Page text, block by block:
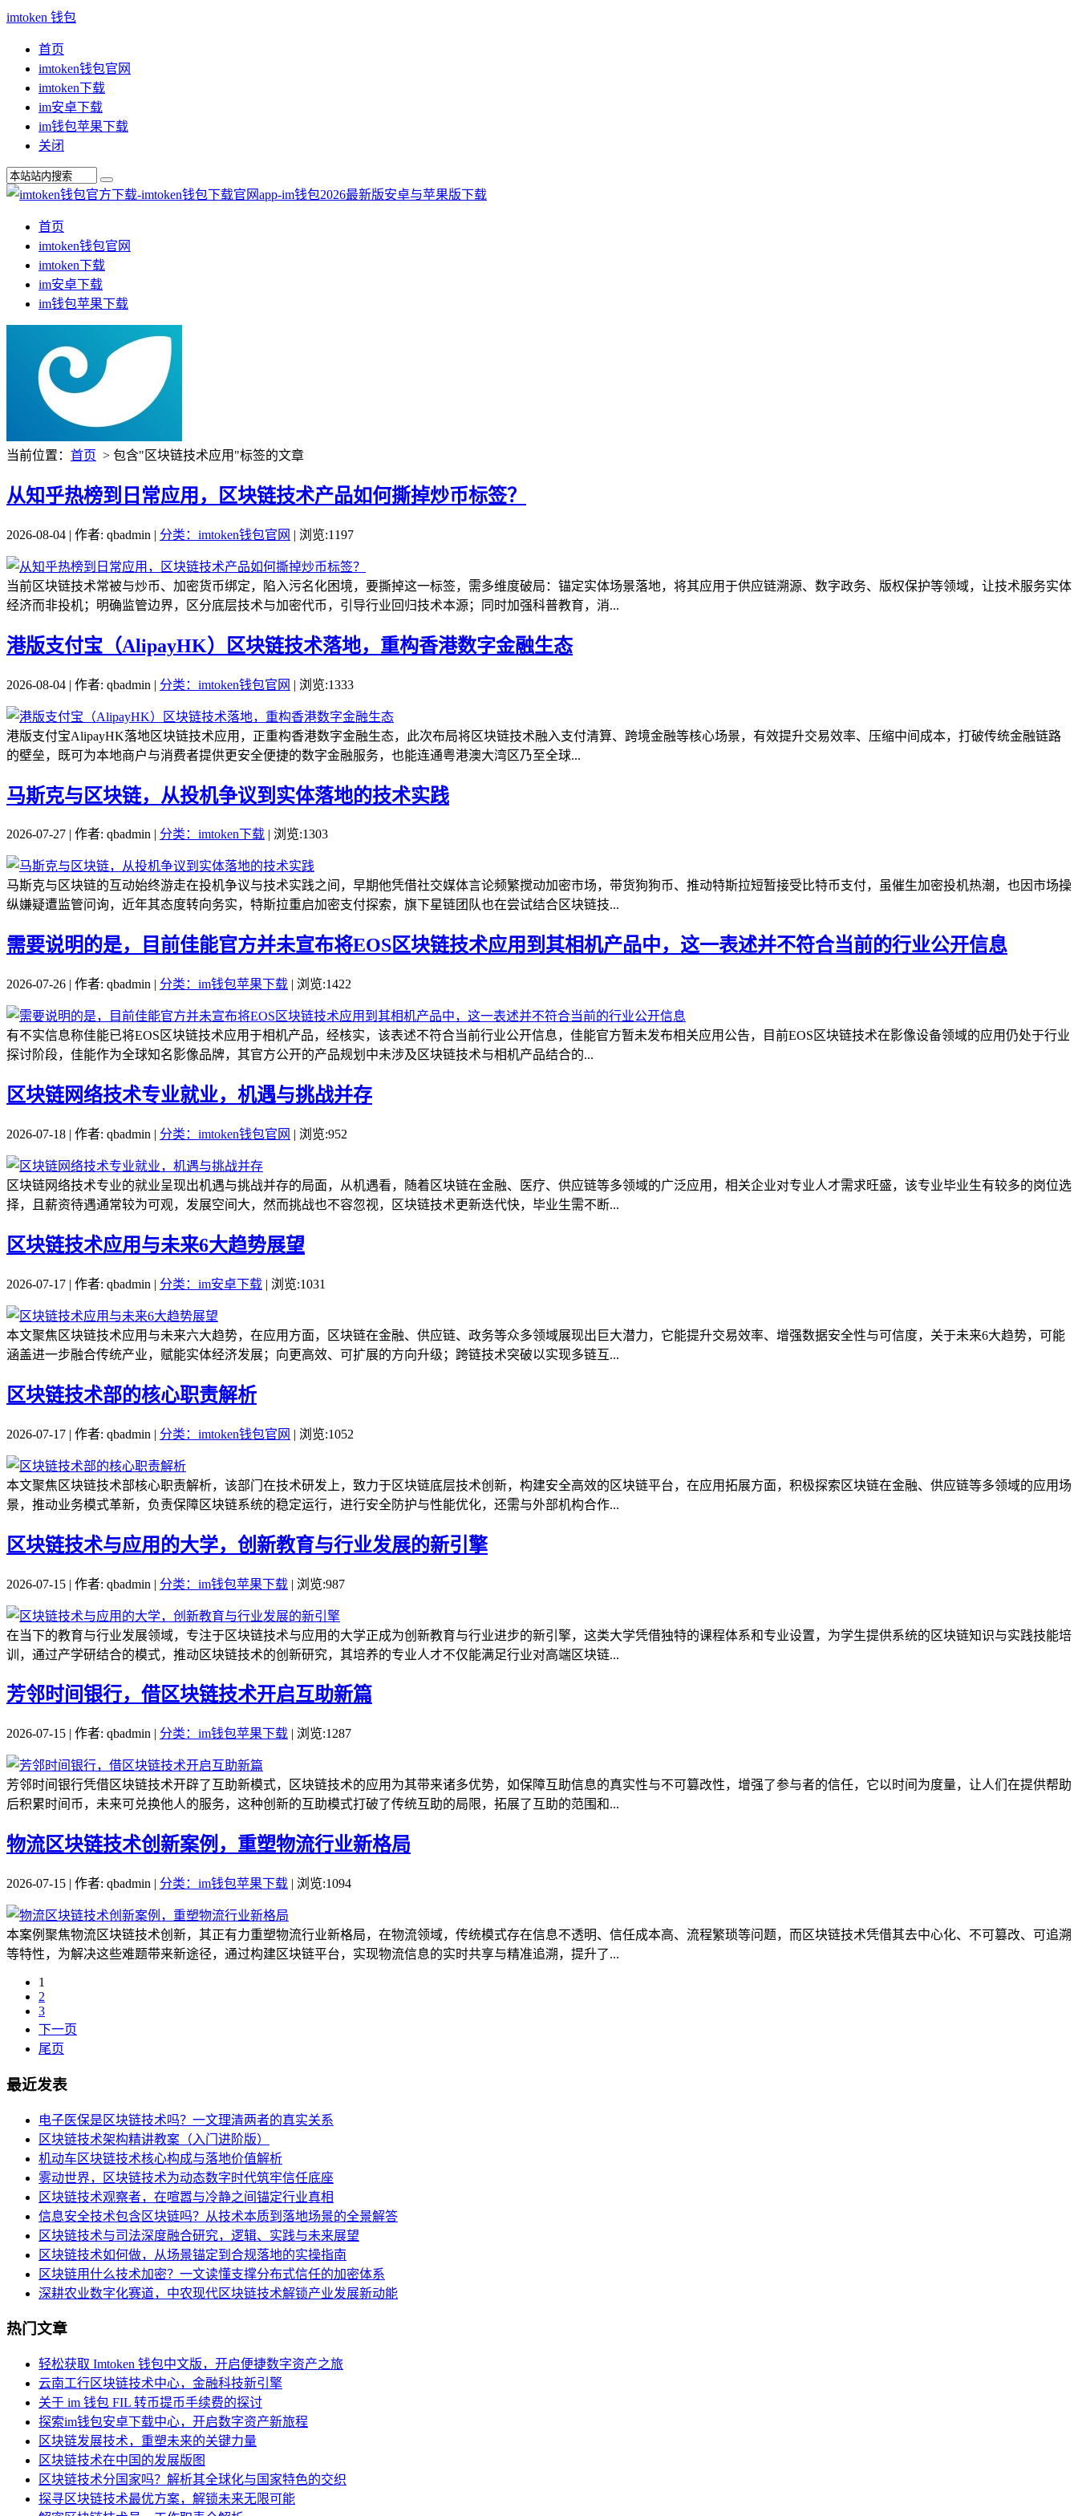
imtoken 钱包
首页
imtoken钱包官网
imtoken下载
im安卓下载
im钱包苹果下载
关闭
首页
imtoken钱包官网
imtoken下载
im安卓下载
im钱包苹果下载
当前位置： 首页 > 包含"区块链技术应用"标签的文章
从知乎热榜到日常应用，区块链技术产品如何撕掉炒币标签？
2026-08-04 | 作者: qbadmin | 分类：imtoken钱包官网 | 浏览:1197
当前区块链技术常被与炒币、加密货币绑定，陷入污名化困境，要撕掉这一标签，需多维度破局：锚定实体场景落地，将其应用于供应链溯源、数字政务、版权保护等领域，让技术服务实体
经济而非投机；明确监管边界，区分底层技术与加密代币，引导行业回归技术本源；同时加强科普教育，消...
港版支付宝（AlipayHK）区块链技术落地，重构香港数字金融生态
2026-08-04 | 作者: qbadmin | 分类：imtoken钱包官网 | 浏览:1333
港版支付宝AlipayHK落地区块链技术应用，正重构香港数字金融生态，此次布局将区块链技术融入支付清算、跨境金融等核心场景，有效提升交易效率、压缩中间成本，打破传统金融链路
的壁垒，既可为本地商户与消费者提供更安全便捷的数字金融服务，也能连通粤港澳大湾区乃至全球...
马斯克与区块链，从投机争议到实体落地的技术实践
2026-07-27 | 作者: qbadmin | 分类：imtoken下载 | 浏览:1303
马斯克与区块链的互动始终游走在投机争议与技术实践之间，早期他凭借社交媒体言论频繁搅动加密市场，带货狗狗币、推动特斯拉短暂接受比特币支付，虽催生加密投机热潮，也因市场操
纵嫌疑遭监管问询，近年其态度转向务实，特斯拉重启加密支付探索，旗下星链团队也在尝试结合区块链技...
需要说明的是，目前佳能官方并未宣布将EOS区块链技术应用到其相机产品中，这一表述并不符合当前的行业公开信息
2026-07-26 | 作者: qbadmin | 分类：im钱包苹果下载 | 浏览:1422
有不实信息称佳能已将EOS区块链技术应用于相机产品，经核实，该表述不符合当前行业公开信息，佳能官方暂未发布相关应用公告，目前EOS区块链技术在影像设备领域的应用仍处于行业
探讨阶段，佳能作为全球知名影像品牌，其官方公开的产品规划中未涉及区块链技术与相机产品结合的...
区块链网络技术专业就业，机遇与挑战并存
2026-07-18 | 作者: qbadmin | 分类：imtoken钱包官网 | 浏览:952
区块链网络技术专业的就业呈现出机遇与挑战并存的局面，从机遇看，随着区块链在金融、医疗、供应链等多领域的广泛应用，相关企业对专业人才需求旺盛，该专业毕业生有较多的岗位选
择，且薪资待遇通常较为可观，发展空间大，然而挑战也不容忽视，区块链技术更新迭代快，毕业生需不断...
区块链技术应用与未来6大趋势展望
2026-07-17 | 作者: qbadmin | 分类：im安卓下载 | 浏览:1031
本文聚焦区块链技术应用与未来六大趋势，在应用方面，区块链在金融、供应链、政务等众多领域展现出巨大潜力，它能提升交易效率、增强数据安全性与可信度，关于未来6大趋势，可能
涵盖进一步融合传统产业，赋能实体经济发展；向更高效、可扩展的方向升级；跨链技术突破以实现多链互...
区块链技术部的核心职责解析
2026-07-17 | 作者: qbadmin | 分类：imtoken钱包官网 | 浏览:1052
本文聚焦区块链技术部核心职责解析，该部门在技术研发上，致力于区块链底层技术创新，构建安全高效的区块链平台，在应用拓展方面，积极探索区块链在金融、供应链等多领域的应用场
景，推动业务模式革新，负责保障区块链系统的稳定运行，进行安全防护与性能优化，还需与外部机构合作...
区块链技术与应用的大学，创新教育与行业发展的新引擎
2026-07-15 | 作者: qbadmin | 分类：im钱包苹果下载 | 浏览:987
在当下的教育与行业发展领域，专注于区块链技术与应用的大学正成为创新教育与行业进步的新引擎，这类大学凭借独特的课程体系和专业设置，为学生提供系统的区块链知识与实践技能培
训，通过产学研结合的模式，推动区块链技术的创新研究，其培养的专业人才不仅能满足行业对高端区块链...
芳邻时间银行，借区块链技术开启互助新篇
2026-07-15 | 作者: qbadmin | 分类：im钱包苹果下载 | 浏览:1287
芳邻时间银行凭借区块链技术开辟了互助新模式，区块链技术的应用为其带来诸多优势，如保障互助信息的真实性与不可篡改性，增强了参与者的信任，它以时间为度量，让人们在提供帮助
后积累时间币，未来可兑换他人的服务，这种创新的互助模式打破了传统互助的局限，拓展了互助的范围和...
物流区块链技术创新案例，重塑物流行业新格局
2026-07-15 | 作者: qbadmin | 分类：im钱包苹果下载 | 浏览:1094
本案例聚焦物流区块链技术创新，其正有力重塑物流行业新格局，在物流领域，传统模式存在信息不透明、信任成本高、流程繁琐等问题，而区块链技术凭借其去中心化、不可篡改、可追溯
等特性，为解决这些难题带来新途径，通过构建区块链平台，实现物流信息的实时共享与精准追溯，提升了...
1
2
3
下一页
尾页
最近发表
电子医保是区块链技术吗？一文理清两者的真实关系
区块链技术架构精讲教案（入门进阶版）
机动车区块链技术核心构成与落地价值解析
雾动世界，区块链技术为动态数字时代筑牢信任底座
区块链技术观察者，在喧嚣与冷静之间锚定行业真相
信息安全技术包含区块链吗？从技术本质到落地场景的全景解答
区块链技术与司法深度融合研究，逻辑、实践与未来展望
区块链技术如何做，从场景锚定到合规落地的实操指南
区块链用什么技术加密？一文读懂支撑分布式信任的加密体系
深耕农业数字化赛道，中农现代区块链技术解锁产业发展新动能
热门文章
轻松获取 Imtoken 钱包中文版，开启便捷数字资产之旅
云南工行区块链技术中心，金融科技新引擎
关于 im 钱包 FIL 转币提币手续费的探讨
探索im钱包安卓下载中心，开启数字资产新旅程
区块链发展技术，重塑未来的关键力量
区块链技术在中国的发展版图
区块链技术分国家吗？解析其全球化与国家特色的交织
探寻区块链技术最优方案，解锁未来无限可能